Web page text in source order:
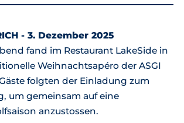
- 3. Dezember 2025
fand im Restaurant LakeSide in
Weihnachtsapéro der ASGI
folgten der Einladung zum
um gemeinsam auf eine
anzustossen.